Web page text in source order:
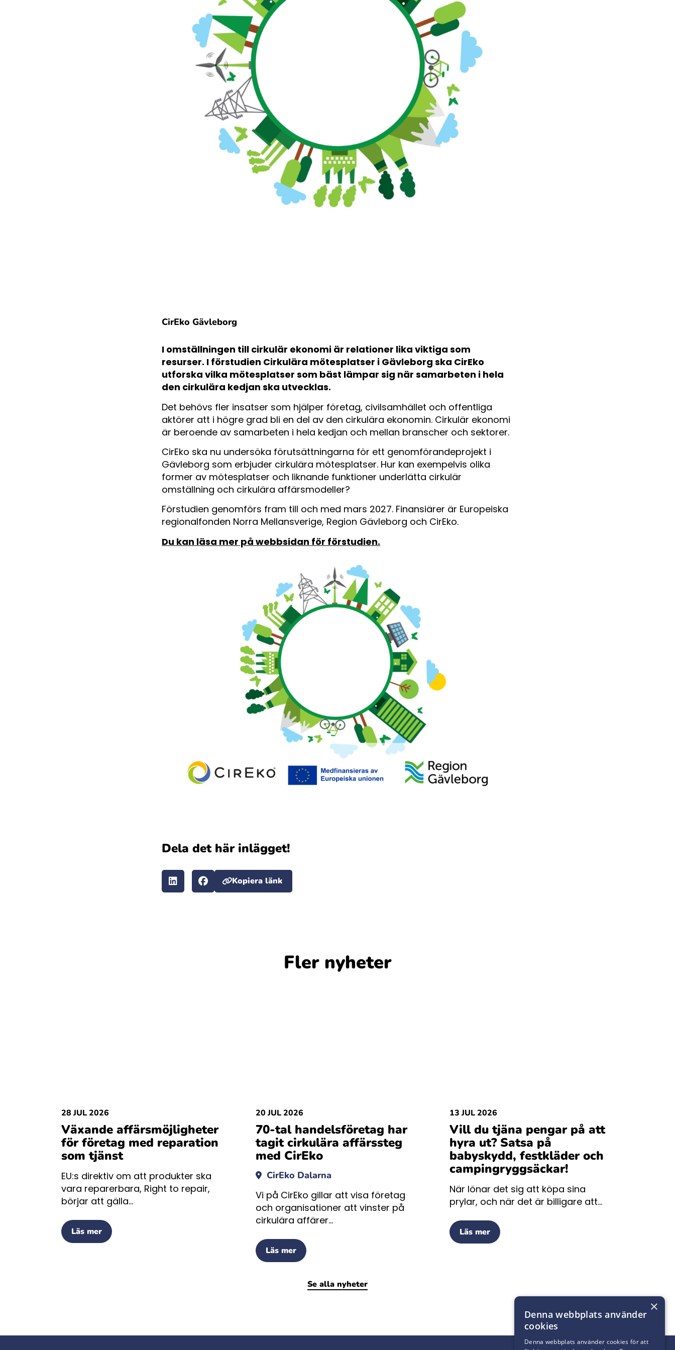
CirEko Gävleborg
I omställningen till cirkulär ekonomi är relationer lika viktiga som
resurser. I förstudien Cirkulära mötesplatser i Gävleborg ska CirEko
utforska vilka mötesplatser som bäst lämpar sig när samarbeten i hela
den cirkulära kedjan ska utvecklas.
Det behövs fler insatser som hjälper företag, civilsamhället och offentliga
aktörer att i högre grad bli en del av den cirkulära ekonomin. Cirkulär ekonomi
är beroende av samarbeten i hela kedjan och mellan branscher och sektorer.
CirEko ska nu undersöka förutsättningarna för ett genomförandeprojekt i
Gävleborg som erbjuder cirkulära mötesplatser. Hur kan exempelvis olika
former av mötesplatser och liknande funktioner underlätta cirkulär
omställning och cirkulära affärsmodeller?
Förstudien genomförs fram till och med mars 2027. Finansiärer är Europeiska
regionalfonden Norra Mellansverige, Region Gävleborg och CirEko.
Du kan läsa mer på webbsidan för förstudien.
Dela det här inlägget!
Kopiera länk
Fler nyheter
28 JUL 2026
Växande affärsmöjligheter
för företag med reparation
som tjänst
EU:s direktiv om att produkter ska
vara reparerbara, Right to repair,
börjar att gälla...
Läs mer
20 JUL 2026
70-tal handelsföretag har
tagit cirkulära affärssteg
med CirEko
CirEko Dalarna
Vi på CirEko gillar att visa företag
och organisationer att vinster på
cirkulära affärer...
Läs mer
13 JUL 2026
Vill du tjäna pengar på att
hyra ut? Satsa på
babyskydd, festkläder och
campingryggsäckar!
När lönar det sig att köpa sina
prylar, och när det är billigare att...
Läs mer
Se alla nyheter
×
Denna webbplats använder
cookies
Denna webbplats använder cookies för att